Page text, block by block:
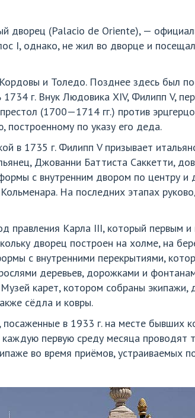
дворец (Palacio de Oriente), —
I, однако, не жил во дворце и
и Толедо. Позднее здесь был
г. Внук Людовика XIV, Филипп V,
(1700—1714 гг.) против
по указу его деда.
в 1735 г. Филипп V призывает
Джованни Баттиста Саккетти,
с внутренним двором по центру и
На последних этапах
правления Карла III, который первым и
дворец построен на холме, на
с внутренними перекрытиями,
деревьев, дорожками и
карет, котором собраны экипажи,
сёдла и ковры.
в 1933 г. на месте бывших
первую среду месяца проводят
во время приёмов, устраиваемых